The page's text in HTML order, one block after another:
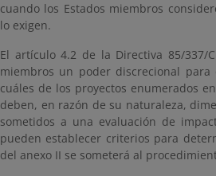
cuando los Estados miembros
lo exigen.
El artículo 4.2 de la Directiva 85/337/
miembros un poder discrecional para
cuáles de los proyectos enumerados
deben, en razón de su naturaleza,
sometidos a una evaluación de
pueden establecer criterios para
del anexo II se someterá al